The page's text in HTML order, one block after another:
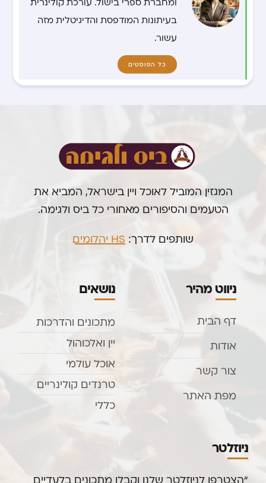
בעיתונות המודפסת והדיגיטלית מזה
עשור.
כל הפוסטים
המגזין המוביל לאוכל ויין בישראל, המביא את
הטעמים והסיפורים מאחורי כל ביס ולגימה.
שותפים לדרך: HS יהלומים .
ניווט מהיר
דף הבית
אודות
צור קשר
מפת האתר
נושאים
מתכונים והדרכות
יין ואלכוהול
אוכל עולמי
טרנדים קולינריים
כללי
ניוזלטר
“הצטרפו לניוזלטר שלנו וקבלו מתכונים בלעדיים